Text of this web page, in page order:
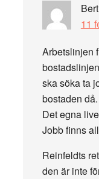
Bert
11
Arbetslinjen
ska söka ta
bostaden då.
Det egna
Jobb finns
Reinfeldts
den är inte